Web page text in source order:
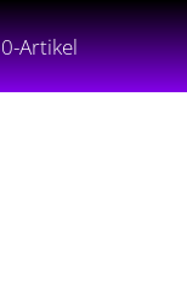
0-Artikel